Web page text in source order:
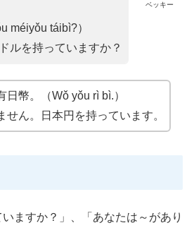
ベッキー
méiyǒu táibì?）
ルを持っていますか？
日幣。（Wǒ yǒu rì bì.）
せん。日本円を持っています。
いますか？」、「あなたは～があり